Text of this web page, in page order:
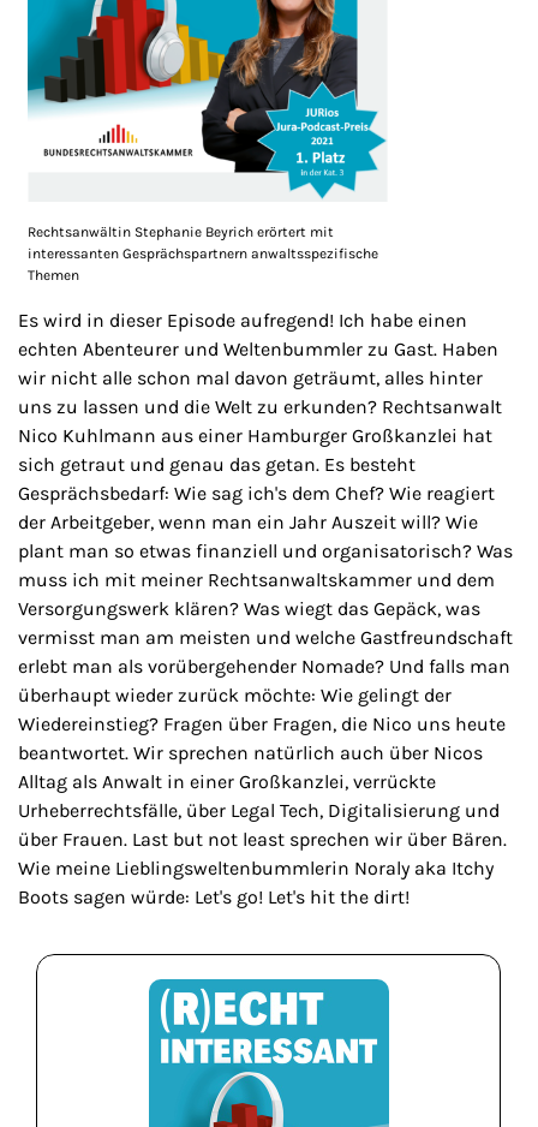
Rechtsanwältin Stephanie Beyrich erörtert mit
interessanten Gesprächspartnern anwaltsspezifische
Themen
Es wird in dieser Episode aufregend! Ich habe einen
echten Abenteurer und Weltenbummler zu Gast. Haben
wir nicht alle schon mal davon geträumt, alles hinter
uns zu lassen und die Welt zu erkunden? Rechtsanwalt
Nico Kuhlmann aus einer Hamburger Großkanzlei hat
sich getraut und genau das getan. Es besteht
Gesprächsbedarf: Wie sag ich's dem Chef? Wie reagiert
der Arbeitgeber, wenn man ein Jahr Auszeit will? Wie
plant man so etwas finanziell und organisatorisch? Was
muss ich mit meiner Rechtsanwaltskammer und dem
Versorgungswerk klären? Was wiegt das Gepäck, was
vermisst man am meisten und welche Gastfreundschaft
erlebt man als vorübergehender Nomade? Und falls man
überhaupt wieder zurück möchte: Wie gelingt der
Wiedereinstieg? Fragen über Fragen, die Nico uns heute
beantwortet. Wir sprechen natürlich auch über Nicos
Alltag als Anwalt in einer Großkanzlei, verrückte
Urheberrechtsfälle, über Legal Tech, Digitalisierung und
über Frauen. Last but not least sprechen wir über Bären.
Wie meine Lieblingsweltenbummlerin Noraly aka Itchy
Boots sagen würde: Let's go! Let's hit the dirt!